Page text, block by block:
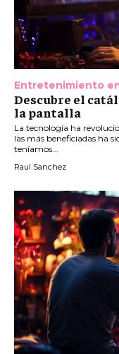
Entretenimiento
Descubre el
la pantalla
La tecnología ha
las más beneficiadas ha
teníamos...
Raul Sanchez